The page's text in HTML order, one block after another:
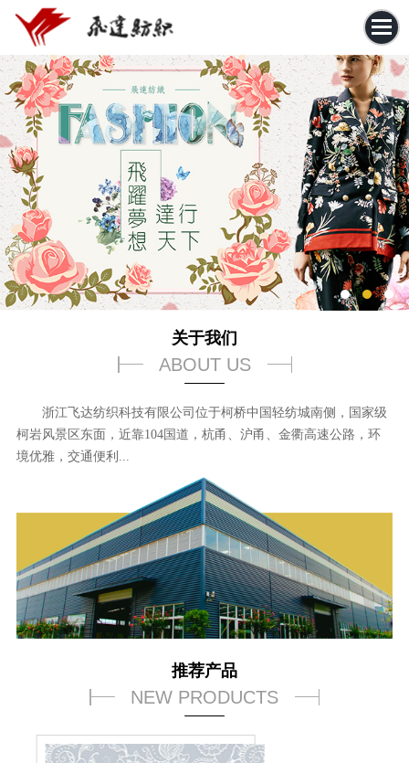
关于我们
ABOUT US
浙江飞达纺织科技有限公司位于柯桥中国轻纺城南侧，国家级
柯岩风景区东面，近靠104国道，杭甬、沪甬、金衢高速公路，环
境优雅，交通便利...
推荐产品
NEW PRODUCTS